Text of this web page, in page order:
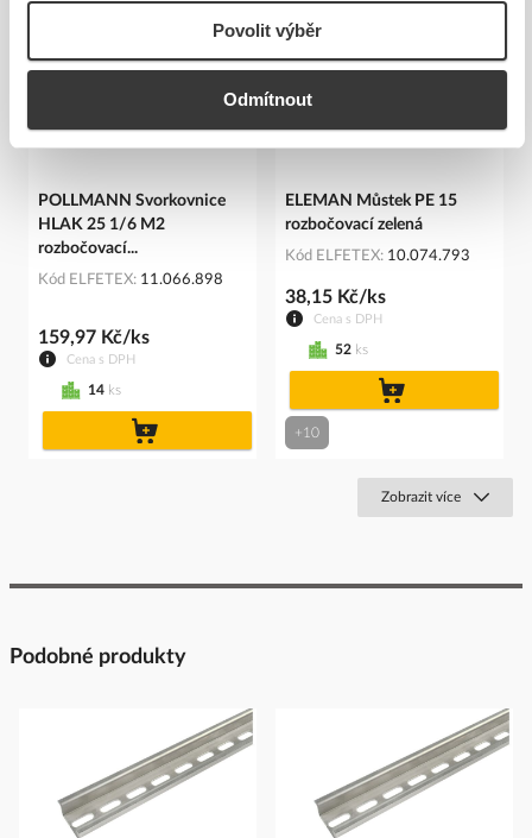
Povolit výběr
Odmítnout
POLLMANN Svorkovnice
HLAK 25 1/6 M2
rozbočovací...
Kód ELFETEX 11.066.898
Cena s DPH
159,97 Kč/ks
14 ks
ELEMAN Můstek PE 15
rozbočovací zelená
Kód ELFETEX 10.074.793
Cena s DPH
38,15 Kč/ks
52 ks
+10
Zobrazit více
Podobné produkty